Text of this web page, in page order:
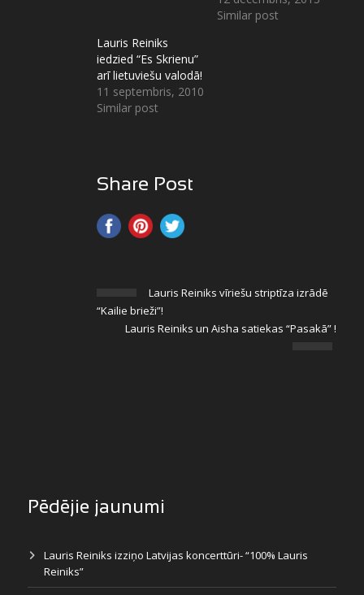
Similar post
Lauris Reiniks
iedzied “Es Skrienu”
arī lietuviešu valodā!
11 septembris, 2010
Similar post
Share Post
Lauris Reiniks vīriešu striptīza izrādē
“Kailie brieži”!
Lauris Reiniks un Aisha satiekas “Pasakā” !
Pēdējie jaunumi
Lauris Reiniks izziņo Latvijas koncerttūri- “100% Lauris
Reiniks”